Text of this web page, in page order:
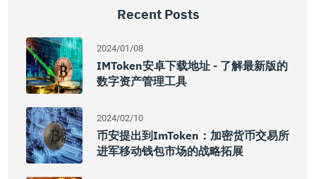
Recent Posts
2024/01/08
IMToken安卓下载地址 - 了解最新版的
数字资产管理工具
2024/02/10
币安提出到imToken：加密货币交易所
进军移动钱包市场的战略拓展